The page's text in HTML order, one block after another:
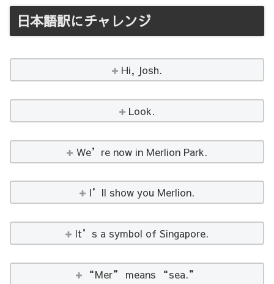
日本語訳にチャレンジ
Hi, Josh.
Look.
We’re now in Merlion Park.
I’ll show you Merlion.
It’s a symbol of Singapore.
“Mer” means “sea.”